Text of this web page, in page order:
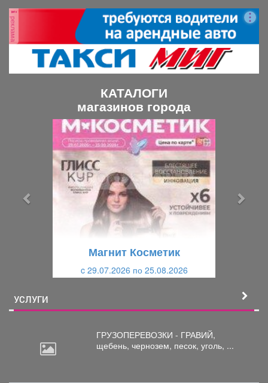
реклама
КАТАЛОГИ
магазинов города
Магнит Косметик
c 29.07.2026 по 25.08.2026
УСЛУГИ
ГРУЗОПЕРЕВОЗКИ - ГРАВИЙ,
щебень, чернозем, песок, уголь, ...